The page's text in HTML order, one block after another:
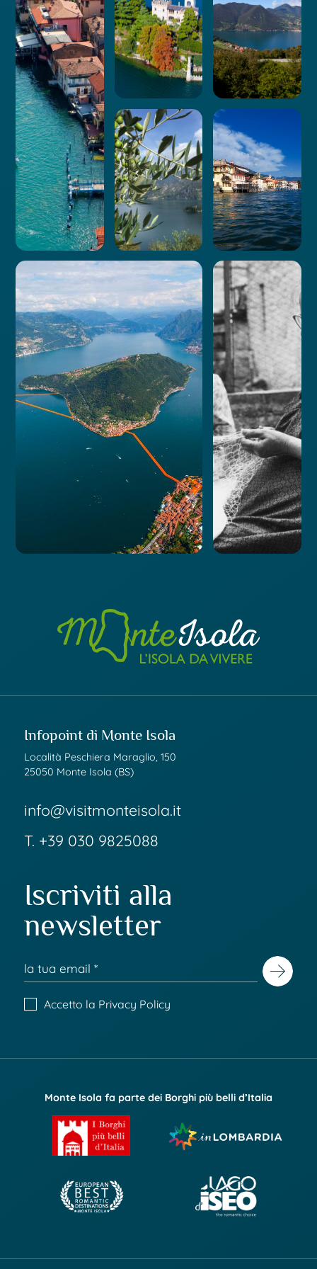
Infopoint di Monte Isola
Località Peschiera Maraglio, 150
25050 Monte Isola (BS)
info@visitmonteisola.it
T. +39 030 9825088
Iscriviti alla
newsletter
Accetto la Privacy Policy
Monte Isola fa parte dei Borghi più belli d’Italia